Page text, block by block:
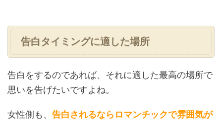
告白タイミングに適した場所
告白をするのであれば、それに適した最高の場所で
思いを告げたいですよね。
女性側も、 告白されるならロマンチックで雰囲気が